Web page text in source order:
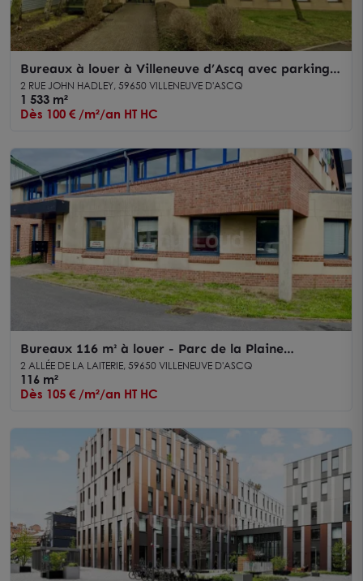
Bureaux à louer à Villeneuve d’Ascq avec parkings
dans Parc de la Haute Borne
2 RUE JOHN HADLEY, 59650 VILLENEUVE D'ASCQ
1 533 m²
Dès 100 € /m²/an HT HC
Bureaux 116 m² à louer - Parc de la Plaine
Villeneuve d'Ascq, proche Haute Borne
2 ALLÉE DE LA LAITERIE, 59650 VILLENEUVE D'ASCQ
116 m²
Dès 105 € /m²/an HT HC